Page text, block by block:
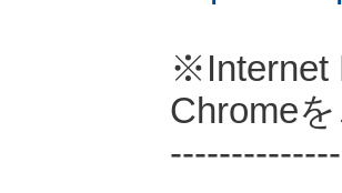
※Internet
Chrome